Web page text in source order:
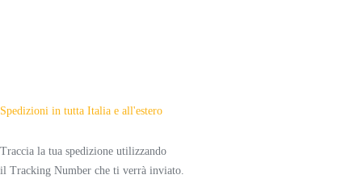
Spedizioni in tutta Italia e all'estero
Traccia la tua spedizione utilizzando
il Tracking Number che ti verrà inviato.